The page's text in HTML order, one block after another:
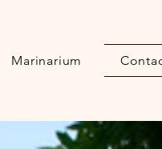
Marinarium